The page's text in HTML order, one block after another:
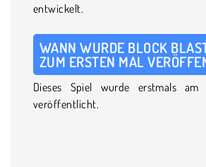
entwickelt.
WANN WURDE BLOCK
ZUM ERSTEN MAL
Dieses Spiel wurde erstmals
veröffentlicht.